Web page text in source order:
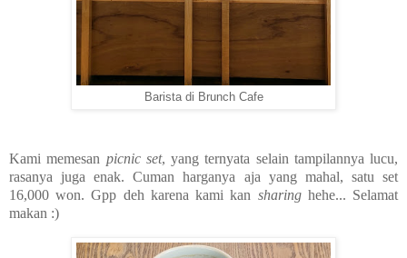
Barista di Brunch Cafe
Kami memesan picnic set, yang ternyata selain tampilannya lucu,
rasanya juga enak. Cuman harganya aja yang mahal, satu set
16,000 won. Gpp deh karena kami kan sharinghehe... Selamat
makan :)